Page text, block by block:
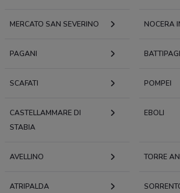
MERCATO SAN SEVERINO NOCERA
PAGANI
SCAFATI POMPEI
CASTELLAMMARE DI
STABIA
EBOLI
AVELLINO TORRE
ATRIPALDA